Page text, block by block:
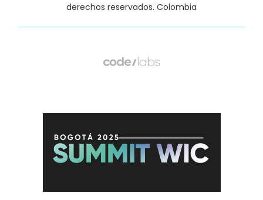
derechos reservados. Colombia